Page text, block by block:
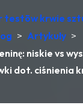
testōw krwie
> Artykuły >
niskie vs
dot. ciśnienia